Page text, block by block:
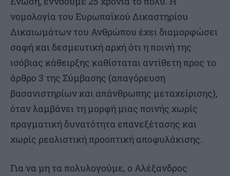
νομολογία του Ευρωπαϊκού Δικαστηρίου
Δικαιωμάτων του Ανθρώπου έχει διαμορφώσει
σαφή και δεσμευτική αρχή ότι η ποινή της
ισόβιας κάθειρξης καθίσταται αντίθετη προς το
άρθρο 3 της Σύμβασης (απαγόρευση
βασανιστηρίων και απάνθρωπης μεταχείρισης),
όταν λαμβάνει τη μορφή μιας ποινής χωρίς
πραγματική δυνατότητα επανεξέτασης και
χωρίς ρεαλιστική προοπτική αποφυλάκισης.
Για να μη τα πολυλογούμε, ο Αλέξανδρος